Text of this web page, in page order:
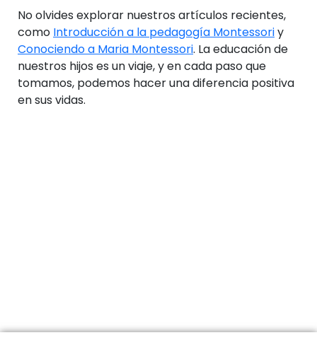
No olvides explorar nuestros artículos recientes,
como Introducción a la pedagogía Montessoriy
Conociendo a Maria Montessori. La educación de
nuestros hijos es un viaje, y en cada paso que
tomamos, podemos hacer una diferencia positiva
en sus vidas.